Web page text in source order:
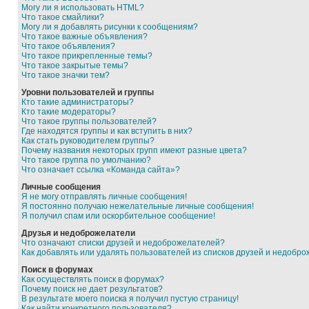
Могу ли я использовать HTML?
Что такое смайлики?
Могу ли я добавлять рисунки к сообщениям?
Что такое важные объявления?
Что такое объявления?
Что такое прикрепленные темы?
Что такое закрытые темы?
Что такое значки тем?
Уровни пользователей и группы
Кто такие администраторы?
Кто такие модераторы?
Что такое группы пользователей?
Где находятся группы и как вступить в них?
Как стать руководителем группы?
Почему названия некоторых групп имеют разные цвета?
Что такое группа по умолчанию?
Что означает ссылка «Команда сайта»?
Личные сообщения
Я не могу отправлять личные сообщения!
Я постоянно получаю нежелательные личные сообщения!
Я получил спам или оскорбительное сообщение!
Друзья и недоброжелатели
Что означают списки друзей и недоброжелателей?
Как добавлять или удалять пользователей из списков друзей и
Поиск в форумах
Как осуществлять поиск в форумах?
Почему поиск не дает результатов?
В результате моего поиска я получил пустую страницу!